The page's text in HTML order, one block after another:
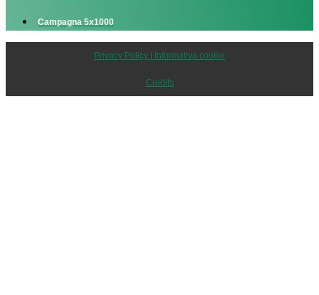
Campagna 5x1000
Privacy Policy | Informativa cookie
Credits